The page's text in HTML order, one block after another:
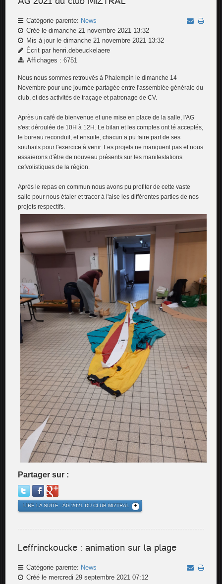
Catégorie parente: News
Créé le dimanche 21 novembre 2021 13:32
Mis à jour le dimanche 21 novembre 2021 13:32
Écrit par henri.debeuckelaere
Affichages : 6751
Nous nous sommes retrouvés à Phalempin le dimanche 14
Novembre pour une journée partagée entre l'assemblée générale du
club, et des activités de traçage et patronage de CV.
Après un café de bienvenue et une mise en place de la salle, l'AG
s'est déroulée de 10H à 12H. Le bilan et les comptes ont té acceptés,
le bureau reconduit, et ensuite, chacun a pu faire part de ses
souhaits pour l'exercice à venir. Les projets ne manquent pas et nous
essaierons d'être de nouveau présents sur les manifestations
cefvolistiques de la région.
Après le repas en commun nous avons pu profiter de cette vaste
salle pour nous étaler et tracer à l'aise les différentes parties de nos
projets respectifs.
Partager sur :
LIRE LA SUITE : AG 2021 DU CLUB MIZTRAL
Leffrinckoucke : animation sur la plage
Catégorie parente: News
Créé le mercredi 29 septembre 2021 07:12